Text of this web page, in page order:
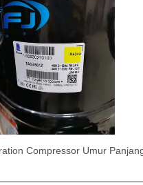
Compressor Umur